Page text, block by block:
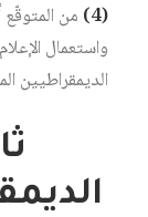
(4)
من
واستعمال
الديمقراطيين